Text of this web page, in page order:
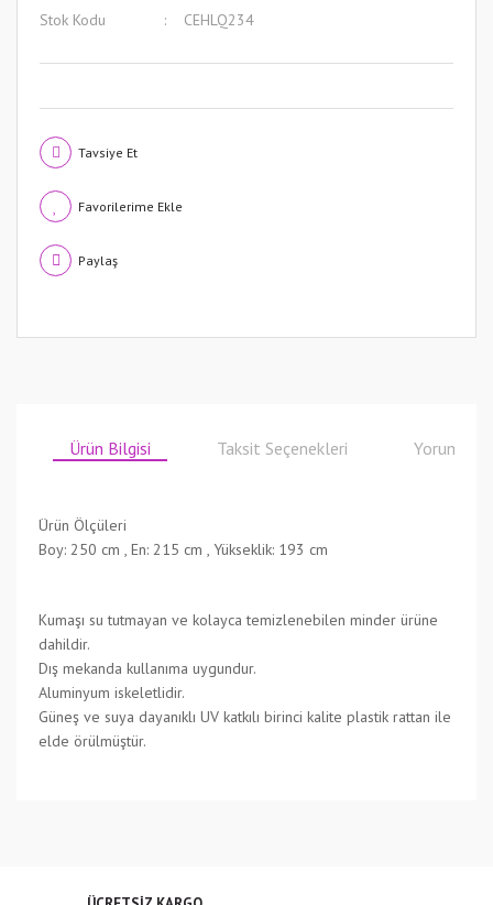
Stok Kodu
CEHLQ234
Tavsiye Et
Paylaş
Ürün Bilgisi Taksit Seçenekleri Yorumlar
Ürün Ölçüleri
Boy: 250 cm , En: 215 cm , Yükseklik: 193 cm
Kumaşı su tutmayan ve kolayca temizlenebilen minder ürüne
dahildir.
Dış mekanda kullanıma uygundur.
Aluminyum iskeletlidir.
Güneş ve suya dayanıklı UV katkılı birinci kalite plastik rattan ile
elde örülmüştür.